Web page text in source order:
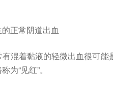
正常阴道出血
混着黏液的轻微出血很可
为“见红”。